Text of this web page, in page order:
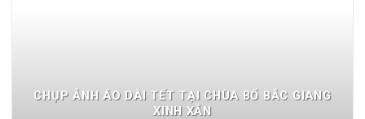
CHỤP ẢNH ÁO DÀI TẾT TẠI CHÙA BỔ BẮC GIANG
XINH XẮN